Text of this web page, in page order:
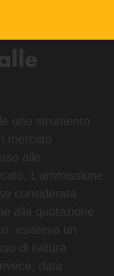
uno strumento
mercato
alle
L’ammissione
considerata
alla quotazione
esisteva un
di natura
data